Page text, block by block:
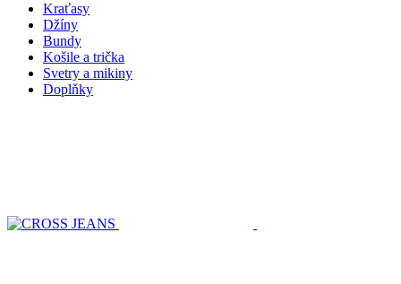
Kraťasy
Džíny
Bundy
Košile a trička
Svetry a mikiny
Doplňky